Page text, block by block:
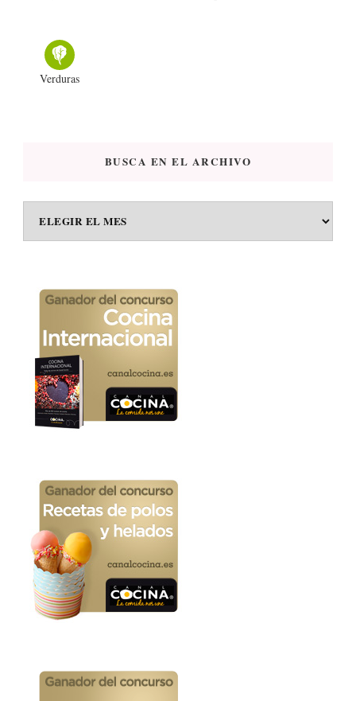
Verduras
BUSCA EN EL ARCHIVO